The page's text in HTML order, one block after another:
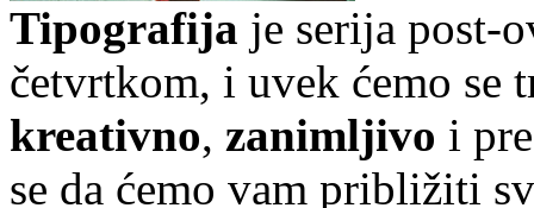
Tipografija je serija post-
četvrtkom, i uvek ćemo se
kreativno, zanimljivo i
se da ćemo vam približiti